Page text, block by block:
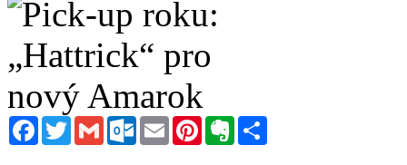
FacebookTwitterGmail Outlook.com
Email PinterestEvernote